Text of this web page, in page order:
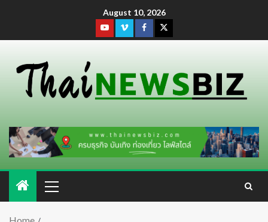
August 10, 2026